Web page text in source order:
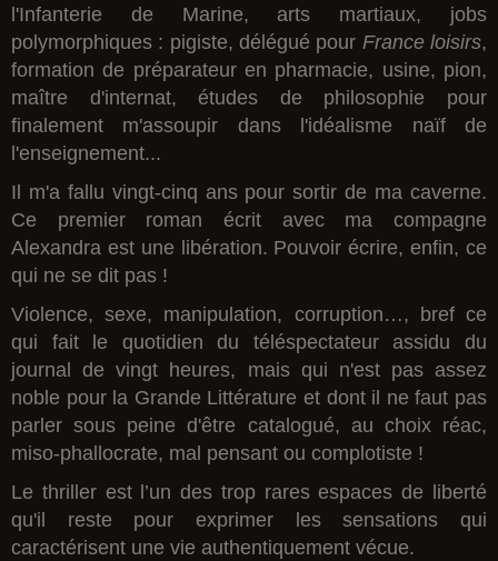
l'Infanterie de Marine, arts martiaux, jobs
polymorphiques : pigiste, délégué pour France loisirs,
formation de préparateur en pharmacie, usine, pion,
maître d'internat, études de philosophie pour
finalement m'assoupir dans l'idéalisme naïf de
l'enseignement...
Il m'a fallu vingt-cinq ans pour sortir de ma caverne.
Ce premier roman écrit avec ma compagne
Alexandra est une libération. Pouvoir écrire, enfin, ce
qui ne se dit pas !
Violence, sexe, manipulation, corruption…, bref ce
qui fait le quotidien du téléspectateur assidu du
journal de vingt heures, mais qui n'est pas assez
noble pour la Grande Littérature et dont il ne faut pas
parler sous peine d'être catalogué, au choix réac,
miso-phallocrate, mal pensant ou complotiste !
Le thriller est l’un des trop rares espaces de liberté
qu'il reste pour exprimer les sensations qui
caractérisent une vie authentiquement vécue.